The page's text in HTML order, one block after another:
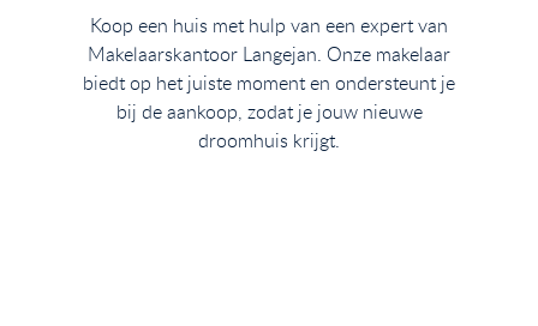
Koop een huis met hulp van een expert van
Makelaarskantoor Langejan. Onze makelaar
biedt op het juiste moment en ondersteunt je
bij de aankoop, zodat je jouw nieuwe
droomhuis krijgt.